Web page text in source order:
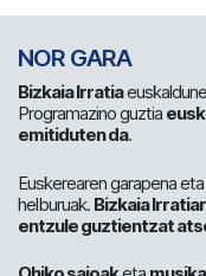
NOR GARA
Bizkaia Irratia
Programazino guztia
emitiduten da.
Euskerearen garapena
helburuak. Bizkaia
entzule guztientzat